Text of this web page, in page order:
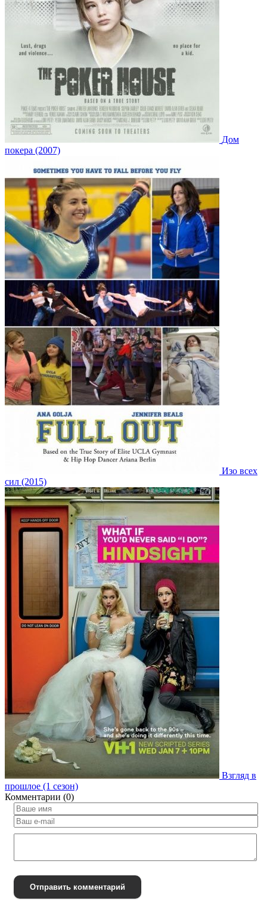
Дом
покера (2007)
Изо всех
сил (2015)
Взгляд в
прошлое (1 сезон)
Комментарии (0)
Отправить комментарий